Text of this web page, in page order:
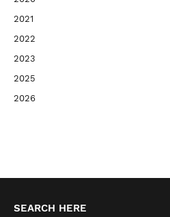
2021
2022
2023
2025
2026
SEARCH HERE